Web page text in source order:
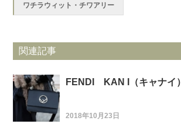
ワチラウィット・チワアリー
関連記事
FENDI KAN I（キャナイ）
2018年10月23日